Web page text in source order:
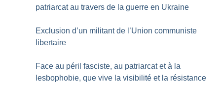
patriarcat au travers de la guerre en Ukraine
Exclusion d’un militant de l’Union communiste
libertaire
Face au péril fasciste, au patriarcat et à la
lesbophobie, que vive la visibilité et la résistance